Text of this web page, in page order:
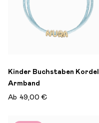
Kinder Buchstaben Kordel
Armband
Ab 49,00 €